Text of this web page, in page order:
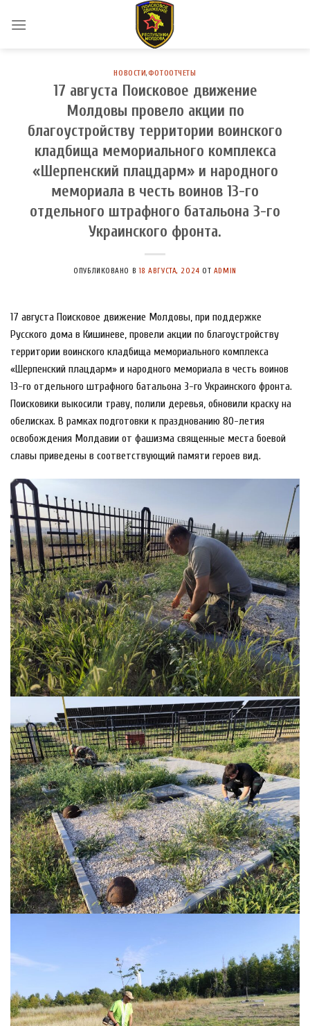
НОВОСТИ,ФОТООТЧЕТЫ
17 августа Поисковое движение
Молдовы провело акции по
благоустройству территории воинского
кладбища мемориального комплекса
«Шерпенский плацдарм» и народного
мемориала в честь воинов 13-го
отдельного штрафного батальона 3-го
Украинского фронта.
ОПУБЛИКОВАНО В18 АВГУСТА, 2024 ОТ ADMIN
17 августа Поисковое движение Молдовы, при поддержке
Русского дома в Кишиневе, провели акции по благоустройству
территории воинского кладбища мемориального комплекса
«Шерпенский плацдарм» и народного мемориала в честь воинов
13-го отдельного штрафного батальона 3-го Украинского фронта.
Поисковики выкосили траву, полили деревья, обновили краску на
обелисках. В рамках подготовки к празднованию 80-летия
освобождения Молдавии от фашизма священные места боевой
славы приведены в соответствующий памяти героев вид.